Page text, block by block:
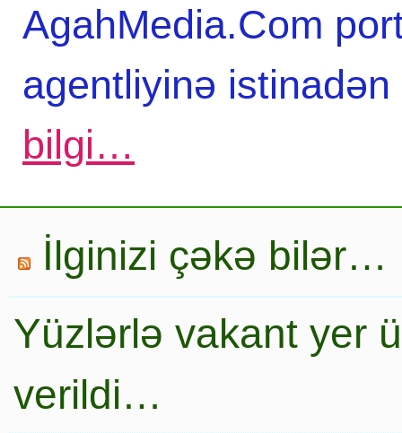
AgahMedia.Com
agentliyinə
bilgi…
İlginizi çəkə bilər…
Yüzlərlə vakant yer
verildi…